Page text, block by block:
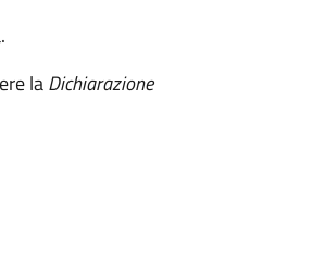
laDichiarazione